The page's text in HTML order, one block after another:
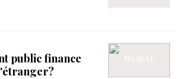
public finance